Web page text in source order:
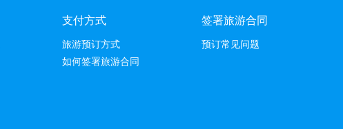
支付方式
旅游预订方式
如何签署旅游合同
签署旅游合同
预订常见问题